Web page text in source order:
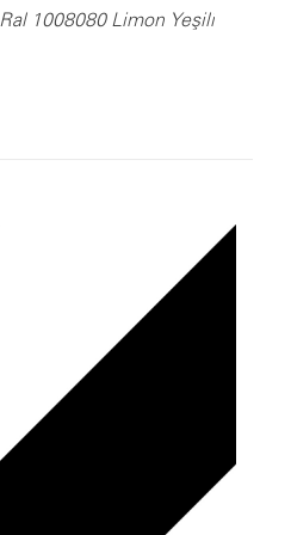
Ral 1008080 Limon Yeşili